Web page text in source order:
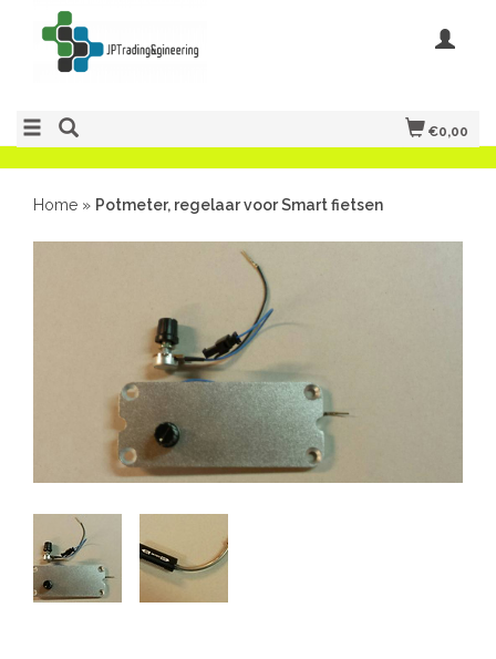
€0,00
Home » Potmeter, regelaar voor Smart fietsen